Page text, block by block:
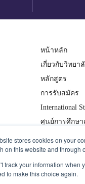
stores cookies on your
on this website and through
track your information when
to make this choice again.
หน้าหลัก
เกี่ยวกับวิทยา
หลักสูตร
การรับสมัคร
International
ศูนย์การศึกษา